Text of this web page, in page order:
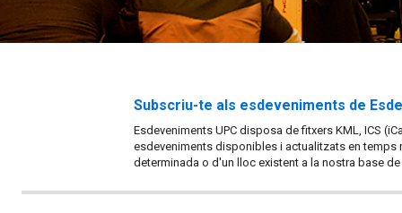
Subscriu-te als esdeveniments de
Esdeveniments UPC disposa de fitxers KML, ICS
esdeveniments disponibles i actualitzats en
determinada o d'un lloc existent a la nostra base